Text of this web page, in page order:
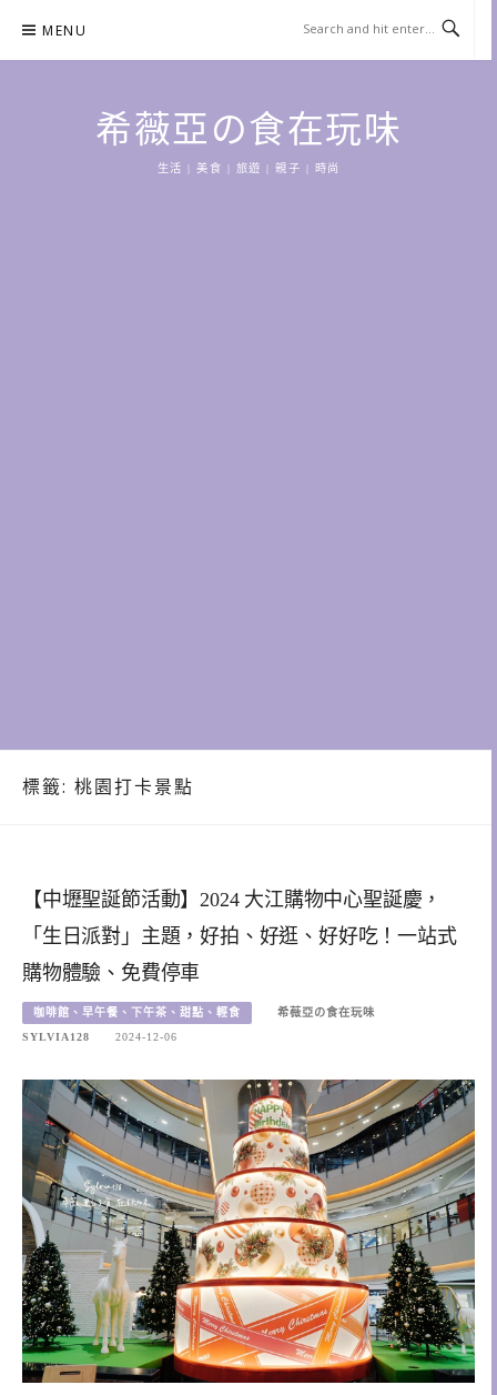
content
MENU
希薇亞の食在玩味
生活 | 美食 | 旅遊 | 親子 | 時尚
標籤: 桃園打卡景點
【中壢聖誕節活動】2024 大江購物中心聖誕慶，
「生日派對」主題，好拍、好逛、好好吃！一站式
購物體驗、免費停車
咖啡館、早午餐、下午茶、甜點、輕食
希薇亞の食在玩味
SYLVIA128
2024-12-06